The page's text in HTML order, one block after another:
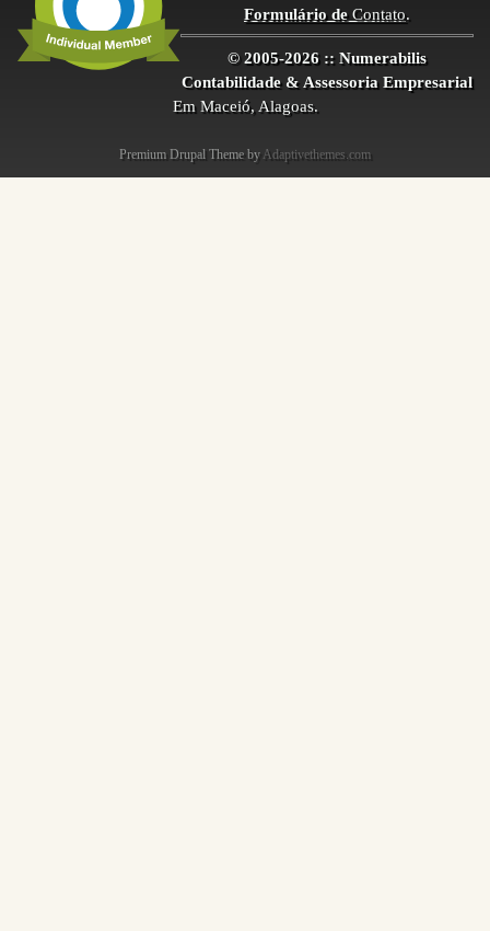
Formulário deContato.
© 2005-2026 :: Numerabilis
Contabilidade & Assessoria Empresarial
Em Maceió, Alagoas.
Premium Drupal Theme by Adaptivethemes.com